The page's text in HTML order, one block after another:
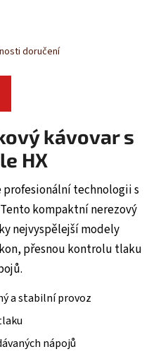
doručení
kávovar s
HX
profesionální technologii s
kompaktní nerezový
nejvyspělejší modely
přesnou kontrolu tlaku
a stabilní provoz
nápojů